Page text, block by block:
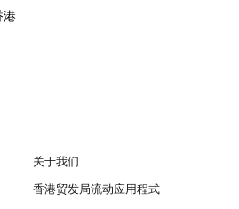
港
关于我们
香港贸发局流动应用程式